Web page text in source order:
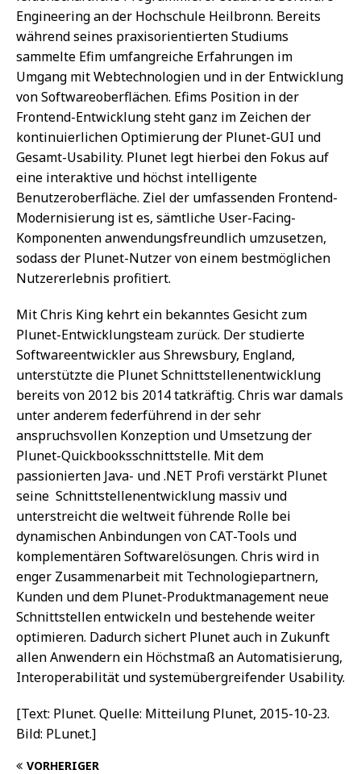
Engineering an der Hochschule Heilbronn. Bereits
während seines praxisorientierten Studiums
sammelte Efim umfangreiche Erfahrungen im
Umgang mit Webtechnologien und in der Entwicklung
von Softwareoberflächen. Efims Position in der
Frontend-Entwicklung steht ganz im Zeichen der
kontinuierlichen Optimierung der Plunet-GUI und
Gesamt-Usability. Plunet legt hierbei den Fokus auf
eine interaktive und höchst intelligente
Benutzeroberfläche. Ziel der umfassenden Frontend-
Modernisierung ist es, sämtliche User-Facing-
Komponenten anwendungsfreundlich umzusetzen,
sodass der Plunet-Nutzer von einem bestmöglichen
Nutzererlebnis profitiert.
Mit Chris King kehrt ein bekanntes Gesicht zum
Plunet-Entwicklungsteam zurück. Der studierte
Softwareentwickler aus Shrewsbury, England,
unterstützte die Plunet Schnittstellenentwicklung
bereits von 2012 bis 2014 tatkräftig. Chris war damals
unter anderem federführend in der sehr
anspruchsvollen Konzeption und Umsetzung der
Plunet-Quickbooksschnittstelle. Mit dem
passionierten Java- und .NET Profi verstärkt Plunet
seine Schnittstellenentwicklung massiv und
unterstreicht die weltweit führende Rolle bei
dynamischen Anbindungen von CAT-Tools und
komplementären Softwarelösungen. Chris wird in
enger Zusammenarbeit mit Technologiepartnern,
Kunden und dem Plunet-Produktmanagement neue
Schnittstellen entwickeln und bestehende weiter
optimieren. Dadurch sichert Plunet auch in Zukunft
allen Anwendern ein Höchstmaß an Automatisierung,
Interoperabilität und systemübergreifender Usability.
[Text: Plunet. Quelle: Mitteilung Plunet, 2015-10-23.
Bild: PLunet.]
VORHERIGER